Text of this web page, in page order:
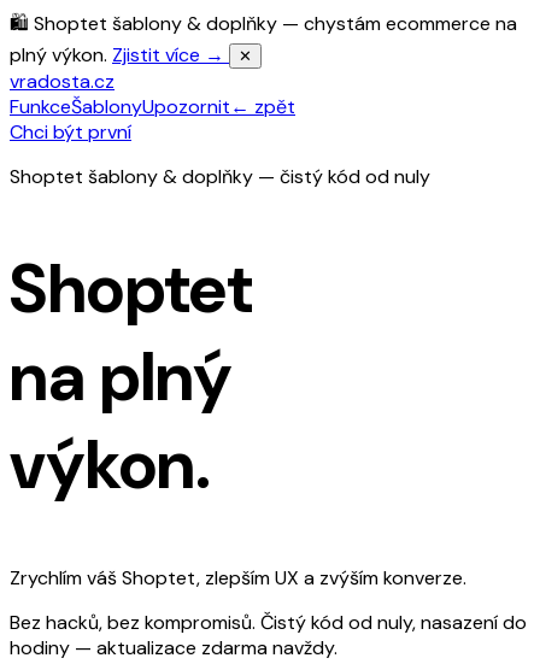
🛍️ Shoptet šablony & doplňky — chystám ecommerce na
plný výkon. Zjistit více → ✕
vradosta.cz
FunkceŠablonyUpozornit← zpět
Chci být první
Shoptet šablony & doplňky — čistý kód od nuly
Shoptet
na plný
výkon.
Zrychlím váš Shoptet, zlepším UX a zvýším konverze.
Bez hacků, bez kompromisů. Čistý kód od nuly, nasazení do
hodiny — aktualizace zdarma navždy.